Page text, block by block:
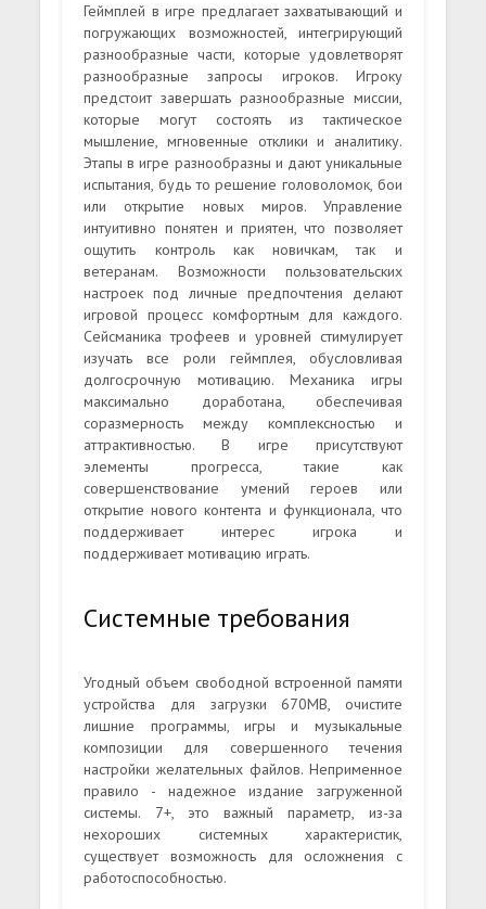
Геймплей в игре предлагает захватывающий и
погружающих возможностей, интегрирующий
разнообразные части, которые удовлетворят
разнообразные запросы игроков. Игроку
предстоит завершать разнообразные миссии,
которые могут состоять из тактическое
мышление, мгновенные отклики и аналитику.
Этапы в игре разнообразны и дают уникальные
испытания, будь то решение головоломок, бои
или открытие новых миров. Управление
интуитивно понятен и приятен, что позволяет
ощутить контроль как новичкам, так и
ветеранам. Возможности пользовательских
настроек под личные предпочтения делают
игровой процесс комфортным для каждого.
Сейсманика трофеев и уровней стимулирует
изучать все роли геймплея, обусловливая
долгосрочную мотивацию. Механика игры
максимально доработана, обеспечивая
соразмерность между комплексностью и
аттрактивностью. В игре присутствуют
элементы прогресса, такие как
совершенствование умений героев или
открытие нового контента и функционала, что
поддерживает интерес игрока и
поддерживает мотивацию играть.
Системные требования
Угодный объем свободной встроенной памяти
устройства для загрузки 670MB, очистите
лишние программы, игры и музыкальные
композиции для совершенного течения
настройки желательных файлов. Неприменное
правило - надежное издание загруженной
системы. 7+, это важный параметр, из-за
нехороших системных характеристик,
существует возможность для осложнения с
работоспособностью.